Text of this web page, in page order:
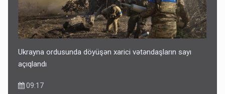
Ukrayna ordusunda döyüşən xarici vətəndaşların sayı
açıqlandı
09:17